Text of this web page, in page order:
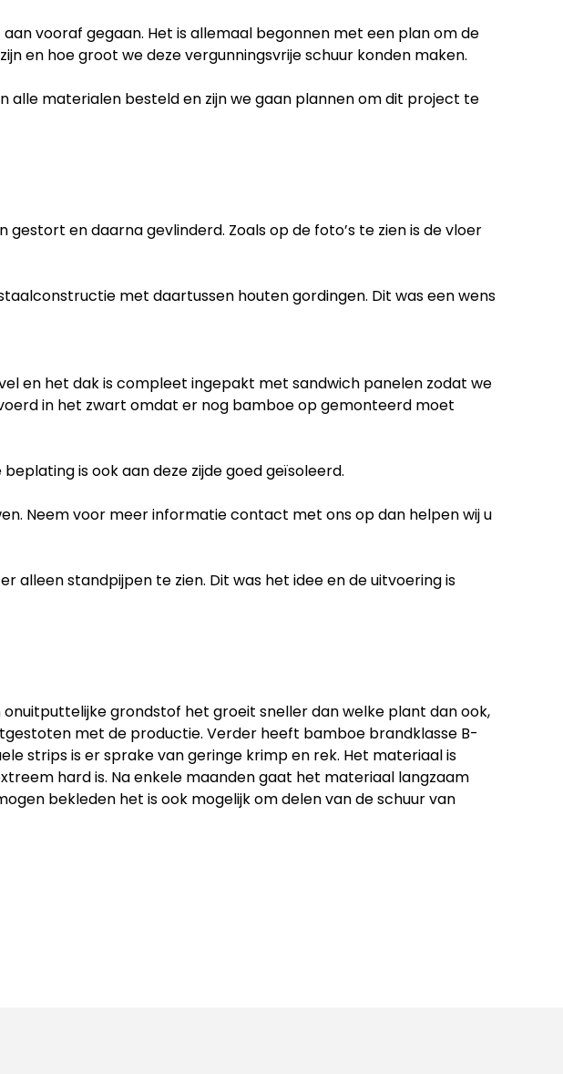
vooraf gegaan. Het is allemaal begonnen met een plan om de
en hoe groot we deze vergunningsvrije schuur konden maken.
alle materialen besteld en zijn we gaan plannen om dit project te
en daarna gevlinderd. Zoals op de foto’s te zien is de vloer
met daartussen houten gordingen. Dit was een wens
en het dak is compleet ingepakt met sandwich panelen zodat we
in het zwart omdat er nog bamboe op gemonteerd moet
is ook aan deze zijde goed geïsoleerd.
Neem voor meer informatie contact met ons op dan helpen wij u
alleen standpijpen te zien. Dit was het idee en de uitvoering is
grondstof het groeit sneller dan welke plant dan ook,
met de productie. Verder heeft bamboe brandklasse B-
strips is er sprake van geringe krimp en rek. Het materiaal is
hard is. Na enkele maanden gaat het materiaal langzaam
bekleden het is ook mogelijk om delen van de schuur van